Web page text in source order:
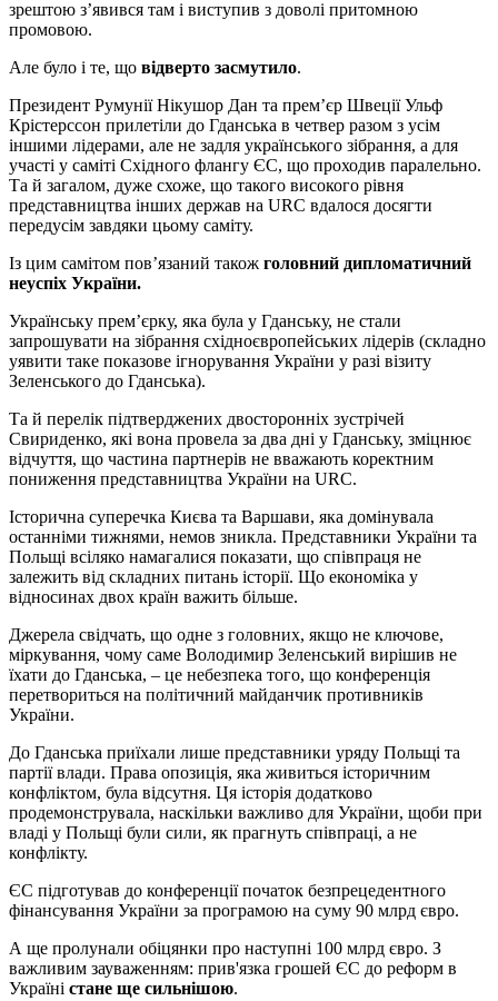
зрештою з’явився там і виступив з доволі притомною
промовою.
Але було і те, що відверто засмутило.
Президент Румунії Нікушор Дан та прем’єр Швеції Ульф
Крістерссон прилетіли до Гданська в четвер разом з усім
іншими лідерами, але не задля українського зібрання, а для
участі у саміті Східного флангу ЄС, що проходив паралельно.
Та й загалом, дуже схоже, що такого високого рівня
представництва інших держав на URC вдалося досягти
передусім завдяки цьому саміту.
Із цим самітом пов’язаний також головний дипломатичний
неуспіх України.
Українську прем’єрку, яка була у Гданську, не стали
запрошувати на зібрання східноєвропейських лідерів (складно
уявити таке показове ігнорування України у разі візиту
Зеленського до Гданська).
Та й перелік підтверджених двосторонніх зустрічей
Свириденко, які вона провела за два дні у Гданську, зміцнює
відчуття, що частина партнерів не вважають коректним
пониження представництва України на URC.
Історична суперечка Києва та Варшави, яка домінувала
останніми тижнями, немов зникла. Представники України та
Польщі всіляко намагалися показати, що співпраця не
залежить від складних питань історії. Що економіка у
відносинах двох країн важить більше.
Джерела свідчать, що одне з головних, якщо не ключове,
міркування, чому саме Володимир Зеленський вирішив не
їхати до Гданська, – це небезпека того, що конференція
перетвориться на політичний майданчик противників
України.
До Гданська приїхали лише представники уряду Польщі та
партії влади. Права опозиція, яка живиться історичним
конфліктом, була відсутня. Ця історія додатково
продемонструвала, наскільки важливо для України, щоби при
владі у Польщі були сили, як прагнуть співпраці, а не
конфлікту.
ЄС підготував до конференції початок безпрецедентного
фінансування України за програмою на суму 90 млрд євро.
А ще пролунали обіцянки про наступні 100 млрд євро. З
важливим зауваженням: прив'язка грошей ЄС до реформ в
Україні стане ще сильнішою.